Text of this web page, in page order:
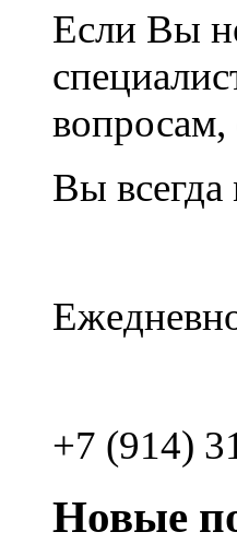
Если Вы
Вы всегда
+7 (914)
Новые